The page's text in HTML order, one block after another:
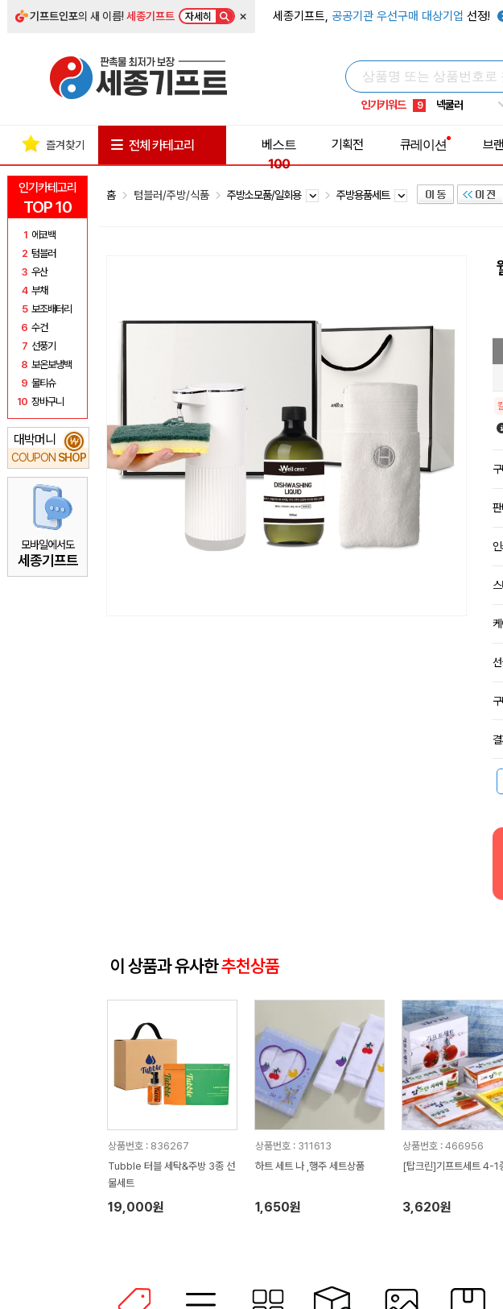
기프트인포의 새 이름!세종기프트 자세히 × 세종기프트, 공공기관 우선구매 대상기업 선정!
인기키워드
5 키캡
8 쿨토시
9 넥쿨러
1 선풍기
인기카테고리
TOP 10
1 에코백
2 텀블러
3 우산
4 부채
5 보조배터리
6 수건
7 선풍기
8 보온보냉백
9 물티슈
10 장바구니
대박머니
COUPON SHOP
₩
모바일에서도
세종기프트
즐겨찾기 전체 카테고리
베스트
100
기획전 큐레이션 브
홈 텀블러/주방/식품 주방소모품/일회용 주방용품세트
이 상품과 유사한추천상품
상품번호 : 836267
Tubble 터블 세탁&주방 3종 선
물세트
19,000원
상품번호 : 311613
하트 세트 나 ,행주 세트상품
1,650원
상품번호 : 466956
[탑크린]기프트세트 4-1
3,620원